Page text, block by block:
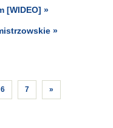
[WIDEO] »
»
6 7 »